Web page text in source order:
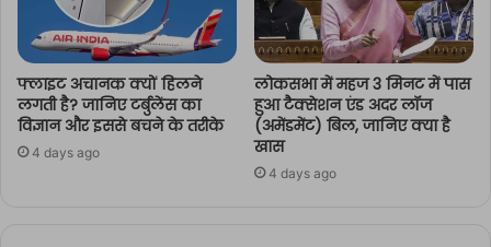
फ्लाइट अचानक क्यों हिलने
लगती है? जानिए टर्बुलेंस का
विज्ञान और इससे बचने के तरीके
4 days ago
लोकसभा में महज 3 मिनट में पास
हुआ टैक्सेशन एंड अदर लॉज
(अमेंडमेंट) बिल, जानिए क्या है
खास
4 days ago